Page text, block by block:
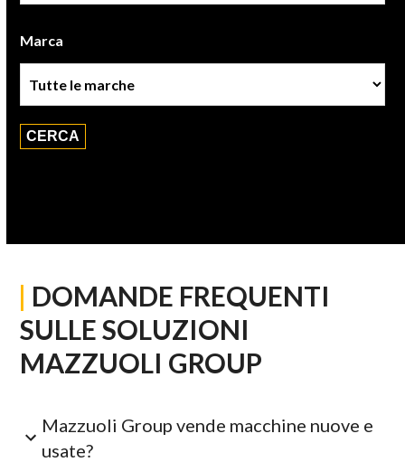
Marca
| DOMANDE FREQUENTI
SULLE SOLUZIONI
MAZZUOLI GROUP
Mazzuoli Group vende macchine nuove e
usate?